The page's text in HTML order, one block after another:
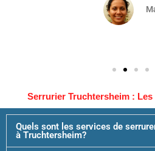
Serrurier Truchtersheim :
Quels sont les services de
à Truchtersheim?